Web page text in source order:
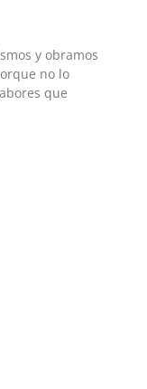
y obramos
no lo
que